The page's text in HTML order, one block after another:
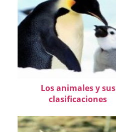
Los animales y sus
clasificaciones